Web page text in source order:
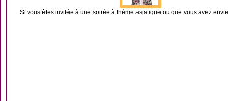
Si vous êtes invitée à une soirée à thème asiatique ou que vous avez